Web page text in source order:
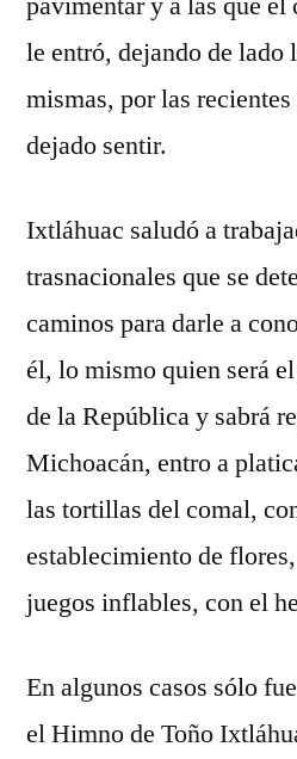
le entró, dejando de lado
mismas, por las
dejado sentir.
Ixtláhuac saludó a
trasnacionales que se
caminos para darle a
él, lo mismo quien será
de la República y sabrá
Michoacán, entro a
las tortillas del comal,
establecimiento de
juegos inflables, con el
En algunos casos sólo
el Himno de Toño